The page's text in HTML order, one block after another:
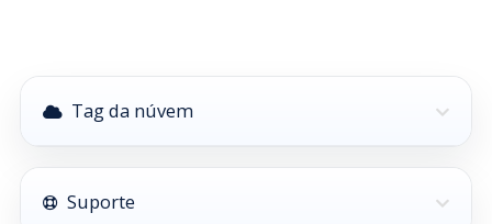
Tag da núvem
Suporte